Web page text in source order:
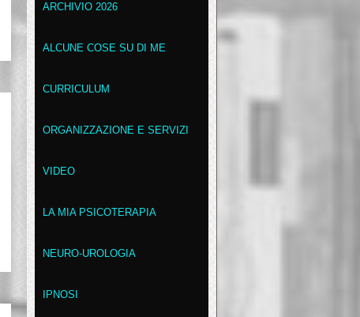
ARCHIVIO 2026
ALCUNE COSE SU DI ME
CURRICULUM
ORGANIZZAZIONE E SERVIZI
VIDEO
LA MIA PSICOTERAPIA
NEURO-UROLOGIA
IPNOSI